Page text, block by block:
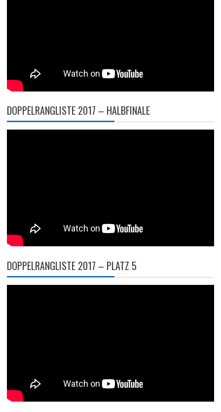
DOPPELRANGLISTE 2017 – HALBFINALE
DOPPELRANGLISTE 2017 – PLATZ 5